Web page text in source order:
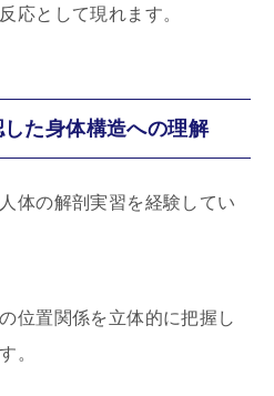
応として現れます。
た身体構造への理解
体の解剖実習を経験してい
位置関係を立体的に把握し
。